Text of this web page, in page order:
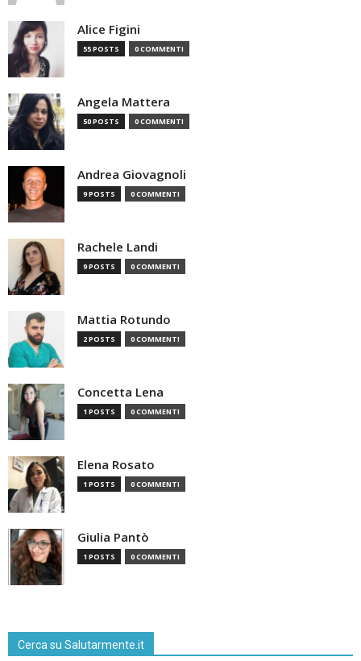
Alice Figini
55 POSTS 0 COMMENTI
Angela Mattera
50 POSTS 0 COMMENTI
Andrea Giovagnoli
9 POSTS 0 COMMENTI
Rachele Landi
9 POSTS 0 COMMENTI
Mattia Rotundo
2 POSTS 0 COMMENTI
Concetta Lena
1 POSTS 0 COMMENTI
Elena Rosato
1 POSTS 0 COMMENTI
Giulia Pantò
1 POSTS 0 COMMENTI
Cerca su Salutarmente.it